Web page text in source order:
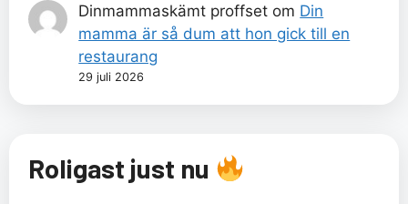
Dinmammaskämt proffset om Din
mamma är så dum att hon gick till en
restaurang
29 juli 2026
Roligast just nu